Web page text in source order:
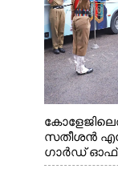
സതീശൻ
ഗാർഡ് ഓഫ്
നൽകുന്നു